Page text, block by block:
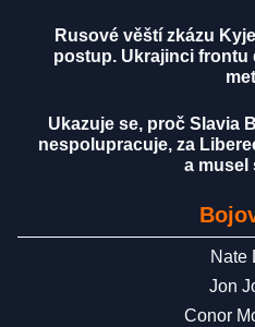
Rusové věští zkázu
postup. Ukrajinci frontu
Ukazuje se, proč Slavia
nespolupracuje, za
a musel
Nate
Jon
Conor